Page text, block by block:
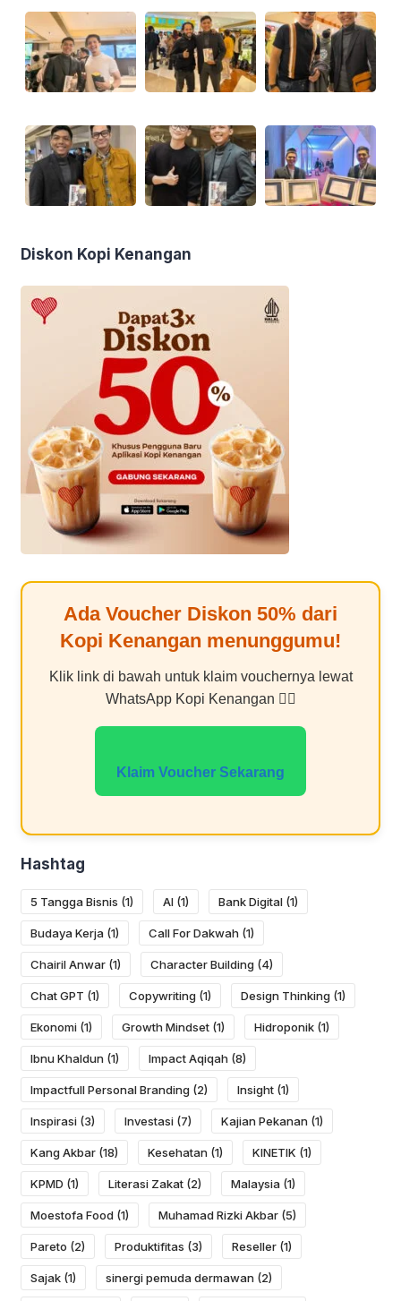
Diskon Kopi Kenangan
Ada Voucher Diskon 50% dari
Kopi Kenangan menunggumu!
Klik link di bawah untuk klaim vouchernya lewat
WhatsApp Kopi Kenangan 👇🏻
Klaim Voucher Sekarang
Hashtag
5 Tangga Bisnis (1) AI (1) Bank Digital (1)
Budaya Kerja (1) Call For Dakwah (1)
Chairil Anwar (1) Character Building (4)
Chat GPT (1) Copywriting (1) Design Thinking (1)
Ekonomi (1) Growth Mindset (1) Hidroponik (1)
Ibnu Khaldun (1) Impact Aqiqah (8)
Impactfull Personal Branding (2) Insight (1)
Inspirasi (3) Investasi (7) Kajian Pekanan (1)
Kang Akbar (18) Kesehatan (1) KINETIK (1)
KPMD (1) Literasi Zakat (2) Malaysia (1)
Moestofa Food (1) Muhamad Rizki Akbar (5)
Pareto (2) Produktifitas (3) Reseller (1)
Sajak (1) sinergi pemuda dermawan (2)